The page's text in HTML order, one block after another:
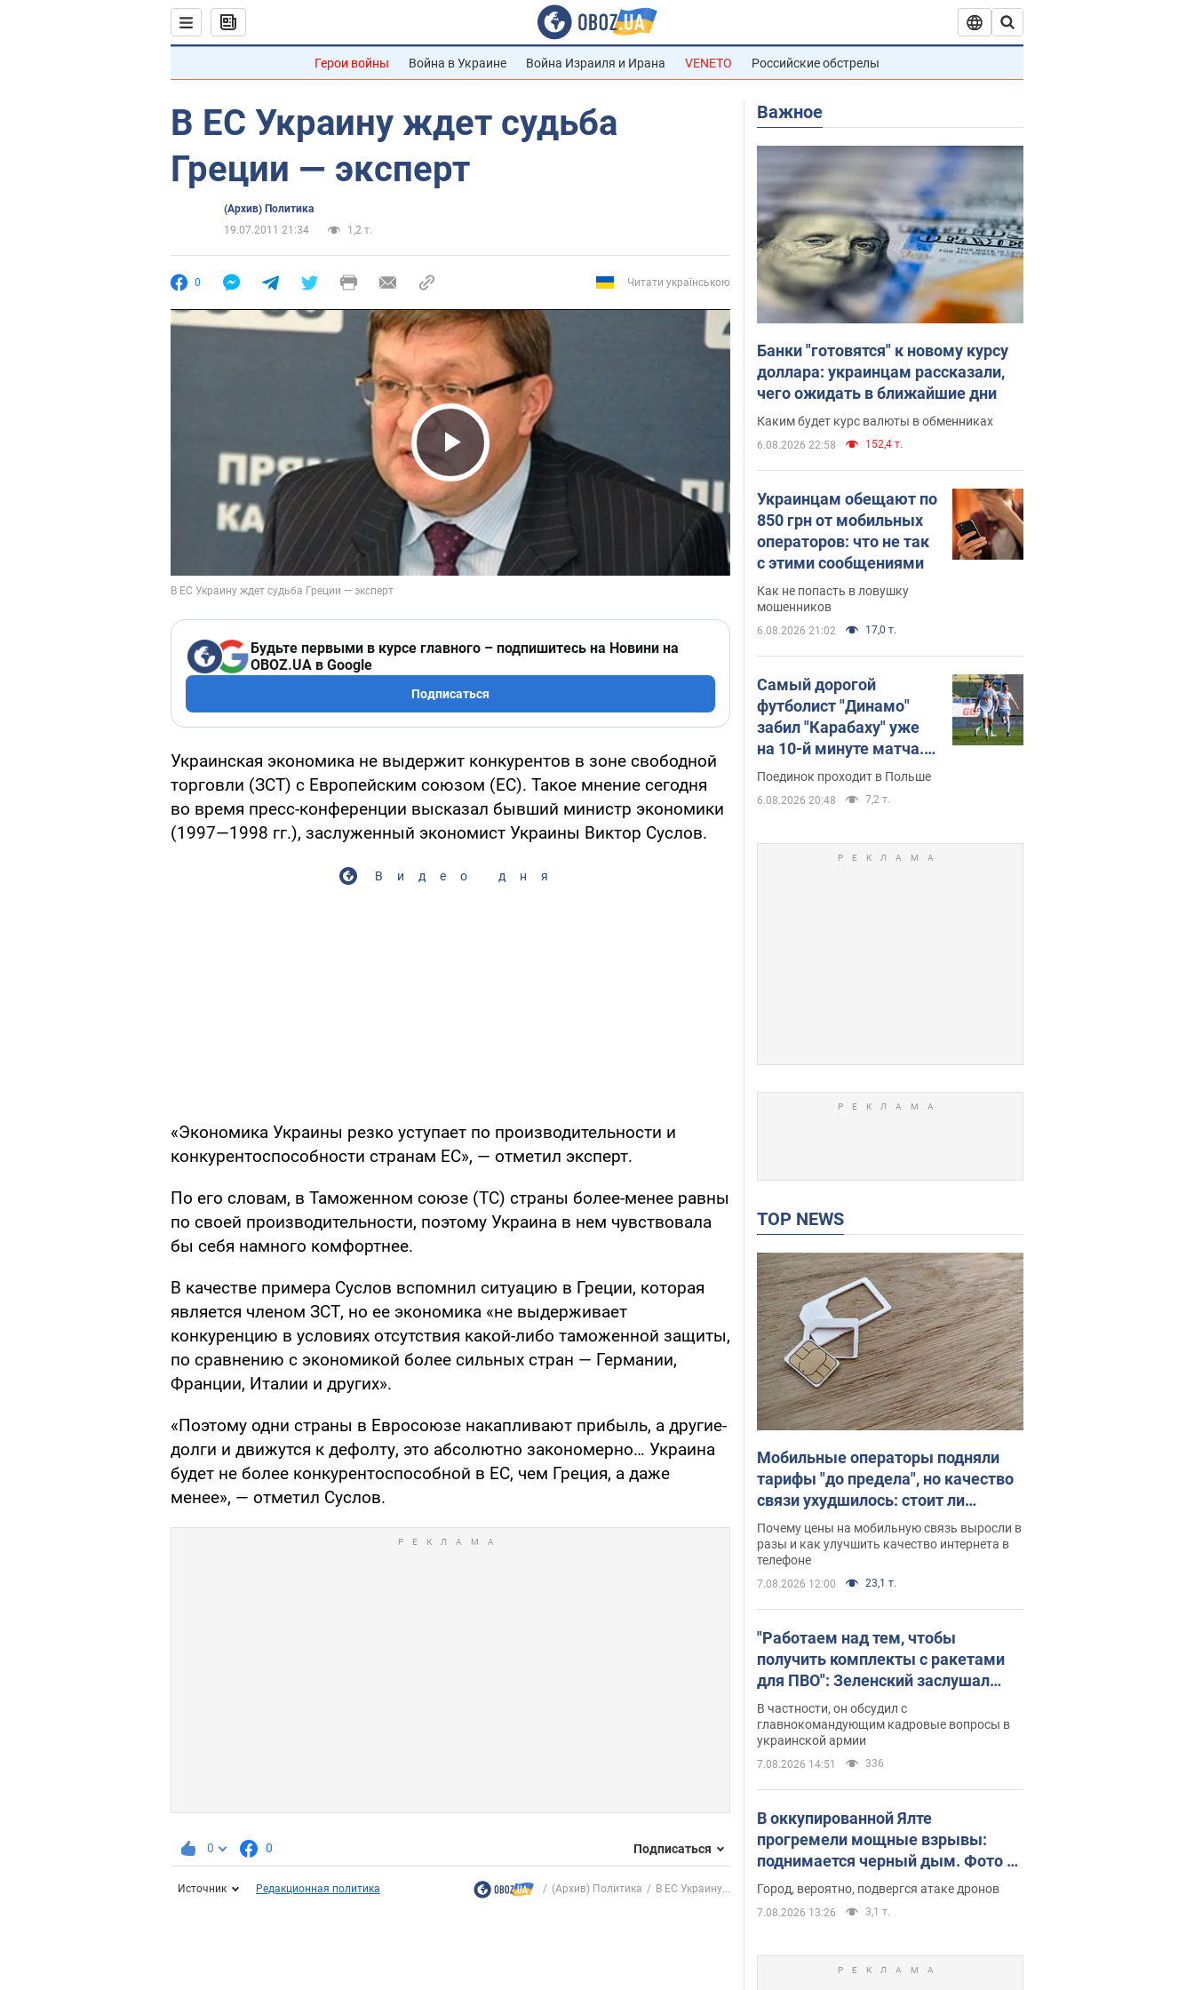
Герои войны Война в Украине Война Израиля и Ирана VENETO Российские обстрелы
В ЕС Украину ждет судьба
Греции — эксперт
(Архив) Политика
19.07.2011 21:34
1,2 т.
0 Читати українською
Play Video
Будьте первыми в курсе главного – подпишитесь на Новини на
OBOZ.UA в Google
Подписаться
Украинская экономика не выдержит конкурентов в зоне свободной
торговли (ЗСТ) с Европейским союзом (ЕС). Такое мнение сегодня
во время пресс-конференции высказал бывший министр экономики
(1997—1998 гг.), заслуженный экономист Украины Виктор Суслов.
Видео дня
«Экономика Украины резко уступает по производительности и
конкурентоспособности странам ЕС», — отметил эксперт.
По его словам, в Таможенном союзе (ТС) страны более-менее равны
по своей производительности, поэтому Украина в нем чувствовала
бы себя намного комфортнее.
В качестве примера Суслов вспомнил ситуацию в Греции, которая
является членом ЗСТ, но ее экономика «не выдерживает
конкуренцию в условиях отсутствия какой-либо таможенной защиты,
по сравнению с экономикой более сильных стран — Германии,
Франции, Италии и других».
«Поэтому одни страны в Евросоюзе накапливают прибыль, а другие-
долги и движутся к дефолту, это абсолютно закономерно… Украина
будет не более конкурентоспособной в ЕС, чем Греция, а даже
менее», — отметил Суслов.
0 0 Подписаться
Источник Редакционная политика (Архив) Политика В ЕС Украину...
Важное
Банки "готовятся" к новому курсу
доллара: украинцам рассказали,
чего ожидать в ближайшие дни
Каким будет курс валюты в обменниках
6.08.2026 22:58 152,4 т.
Украинцам обещают по
850 грн от мобильных
операторов: что не так
с этими сообщениями
Как не попасть в ловушку
мошенников
6.08.2026 21:02 17,0 т.
Самый дорогой
футболист "Динамо"
забил "Карабаху" уже
на 10-й минуте матча.
Видео
Поединок проходит в Польше
6.08.2026 20:48 7,2 т.
TOP NEWS
Мобильные операторы подняли
тарифы "до предела", но качество
связи ухудшилось: стоит ли
жаловаться на цены
Почему цены на мобильную связь выросли в
разы и как улучшить качество интернета в
телефоне
7.08.2026 12:00 23,1 т.
"Работаем над тем, чтобы
получить комплекты с ракетами
для ПВО": Зеленский заслушал
доклад Драпатого и объявил о
новых мерах
В частности, он обсудил с
главнокомандующим кадровые вопросы в
украинской армии
7.08.2026 14:51 336
В оккупированной Ялте
прогремели мощные взрывы:
поднимается черный дым. Фото и
видео
Город, вероятно, подвергся атаке дронов
7.08.2026 13:26 3,1 т.